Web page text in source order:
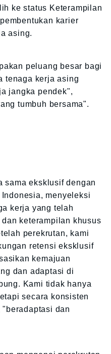
ke status Keterampilan
karier
asing.
peluang besar bagi
tenaga kerja asing
jangka pendek",
tumbuh bersama".
sama eksklusif dengan
menyeleksi
kerja yang telah
keterampilan khusus
perekrutan, kami
retensi eksklusif
kemajuan
dan adaptasi di
Kami tidak hanya
secara konsisten
dan